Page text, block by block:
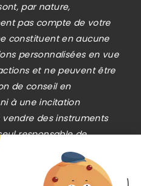
par nature,
pas compte de votre
constituent en aucune
personnalisées en vue
et ne peuvent être
de conseil en
à une incitation
des instruments
responsable de
fournie, sans qu’aucun
de
possible. La